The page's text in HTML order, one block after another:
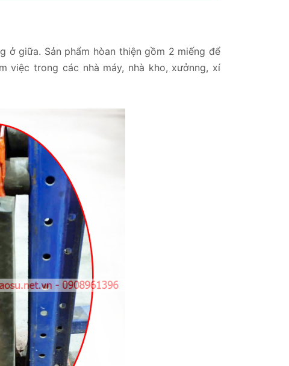
ở giữa. Sản phẩm hòan thiện gồm 2 miếng để
việc trong các nhà máy, nhà kho, xưởnng, xí